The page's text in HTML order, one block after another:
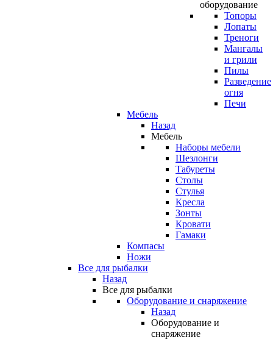
оборудование
Топоры
Лопаты
Треноги
Мангалы
и грили
Пилы
Разведение
огня
Печи
Мебель
Назад
Мебель
Наборы мебели
Шезлонги
Табуреты
Столы
Стулья
Кресла
Зонты
Кровати
Гамаки
Компасы
Ножи
Все для рыбалки
Назад
Все для рыбалки
Оборудование и снаряжение
Назад
Оборудование и
снаряжение